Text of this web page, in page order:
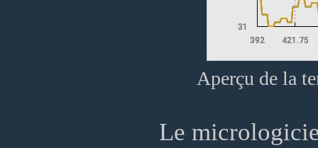
Aperçu de la
Le